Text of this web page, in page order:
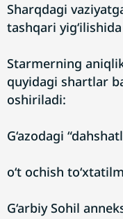
Sharqdagi
tashqari
Starmerning
quyidagi shartlar
oshiriladi:
G‘azodagi
o‘t ochish
G‘arbiy Sohil